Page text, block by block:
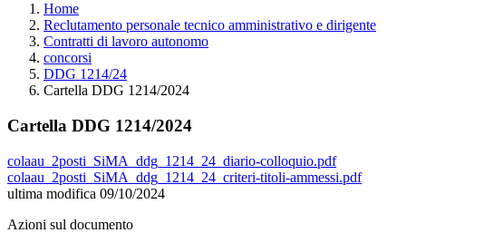
Home
Reclutamento personale tecnico amministrativo e dirigente
Contratti di lavoro autonomo
concorsi
DDG 1214/24
Cartella DDG 1214/2024
Cartella DDG 1214/2024
colaau_2posti_SiMA_ddg_1214_24_diario-colloquio.pdf
colaau_2posti_SiMA_ddg_1214_24_criteri-titoli-ammessi.pdf
ultima modifica 09/10/2024
Azioni sul documento